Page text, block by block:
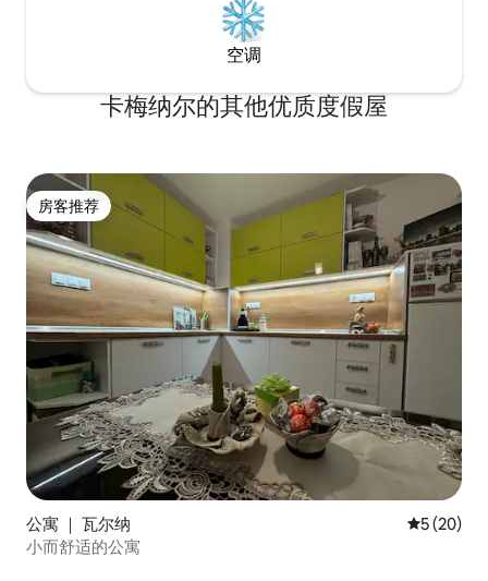
空调
卡梅纳尔的其他优质度假屋
房客推荐
房客推荐
公寓 ｜ 瓦尔纳 平均评分
5 (20)
小而舒适的公寓